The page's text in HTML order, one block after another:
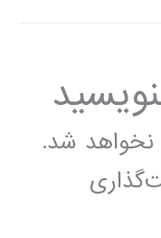
نخواهد شد.